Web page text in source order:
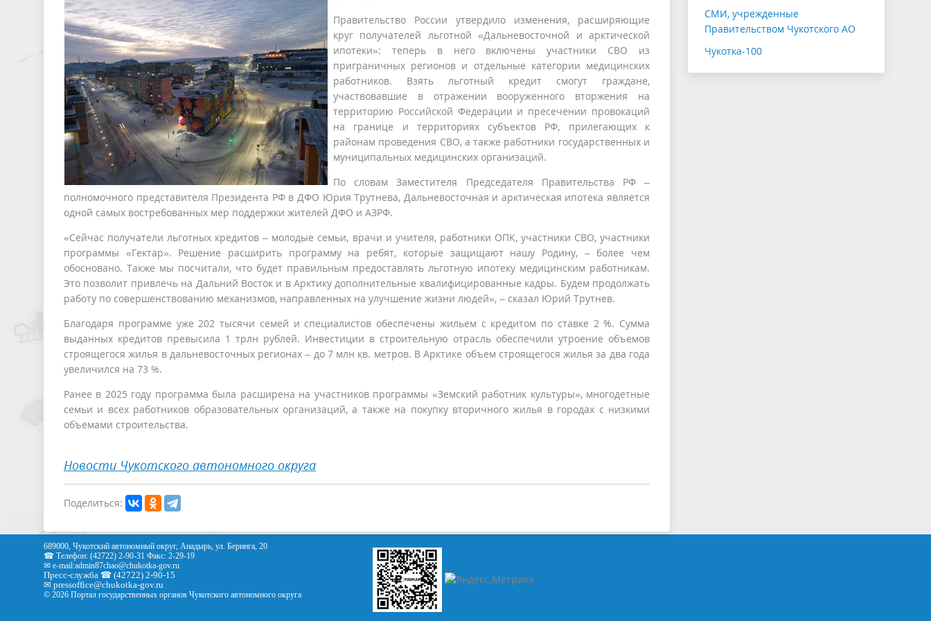
Правительство России утвердило изменения, расширяющие
круг получателей льготной «Дальневосточной и арктической
ипотеки»: теперь в него включены участники СВО из
приграничных регионов и отдельные категории медицинских
работников. Взять льготный кредит смогут граждане,
участвовавшие в отражении вооруженного вторжения на
территорию Российской Федерации и пресечении провокаций
на границе и территориях субъектов РФ, прилегающих к
районам проведения СВО, а также работники государственных и
муниципальных медицинских организаций.
По словам Заместителя Председателя Правительства РФ –
полномочного представителя Президента РФ в ДФО Юрия Трутнева, Дальневосточная и арктическая ипотека является
одной самых востребованных мер поддержки жителей ДФО и АЗРФ.
«Сейчас получатели льготных кредитов – молодые семьи, врачи и учителя, работники ОПК, участники СВО, участники
программы «Гектар». Решение расширить программу на ребят, которые защищают нашу Родину, – более чем
обосновано. Также мы посчитали, что будет правильным предоставлять льготную ипотеку медицинским работникам.
Это позволит привлечь на Дальний Восток и в Арктику дополнительные квалифицированные кадры. Будем продолжать
работу по совершенствованию механизмов, направленных на улучшение жизни людей», – сказал Юрий Трутнев.
Благодаря программе уже 202 тысячи семей и специалистов обеспечены жильем с кредитом по ставке 2 %. Сумма
выданных кредитов превысила 1 трлн рублей. Инвестиции в строительную отрасль обеспечили утроение объемов
строящегося жилья в дальневосточных регионах – до 7 млн кв. метров. В Арктике объем строящегося жилья за два года
увеличился на 73 %.
Ранее в 2025 году программа была расширена на участников программы «Земский работник культуры», многодетные
семьи и всех работников образовательных организаций, а также на покупку вторичного жилья в городах с низкими
объемами строительства.
Новости Чукотского автономного округа
Поделиться:
СМИ, учрежденные
Правительством Чукотского АО
Чукотка-100
689000, Чукотский автономный округ, Анадырь, ул. Беринга, 20
☎ Телефон: (42722) 2-90-31 Факс: 2-29-19
✉ e-mail:admin87chao@chukotka-gov.ru
Пресс-служба ☎ (42722) 2-90-15
✉ pressoffice@chukotka-gov.ru
© 2026 Портал государственных органов Чукотского автономного округа